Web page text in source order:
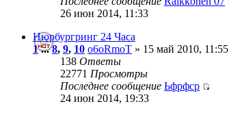
26 июн 2014, 11:33
Нюрбургринг 24 Часа
1...8, 9, 10 o6oRmoT » 15 май 2010, 11:55
138 Ответы
22771 Просмотры
Последнее сообщение Ьфрфср
24 июн 2014, 19:33